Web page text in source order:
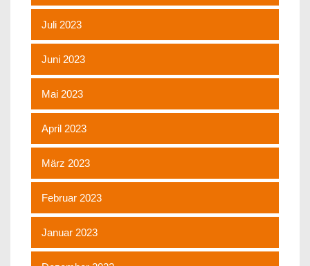
Juli 2023
Juni 2023
Mai 2023
April 2023
März 2023
Februar 2023
Januar 2023